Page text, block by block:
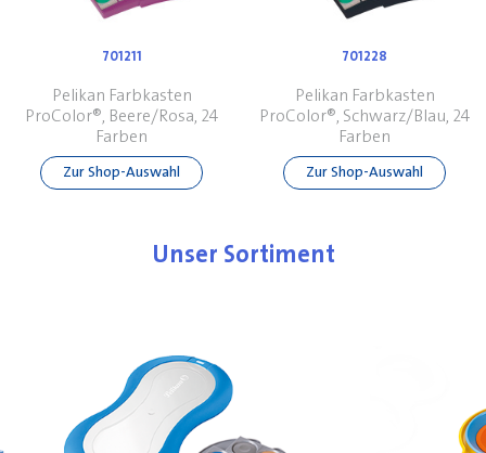
701211
Pelikan Farbkasten
ProColor®, Beere/Rosa, 24
Farben
Zur Shop-Auswahl
701228
Pelikan Farbkasten
ProColor®, Schwarz/Blau, 24
Farben
Zur Shop-Auswahl
Unser Sortiment